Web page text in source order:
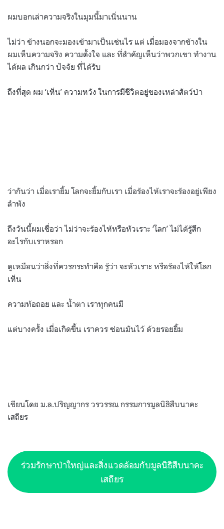
ผมบอกเล่าความจริงในมุมนี้มาเนิ่นนาน
ไม่ว่า ข้างนอกจะมองเข้ามาเป็นเช่นไร แต่ เมื่อมองจากข้างใน
ผมเห็นความจริง ความตั้งใจ และ ที่สำคัญเห็นว่าพวกเขา ทำงาน
ได้ผล เกินกว่า ปัจจัย ที่ได้รับ
ถึงที่สุด ผม ‘เห็น’ ความหวัง ในการมีชีวิตอยู่ของเหล่าสัตว์ป่า
ว่ากันว่า เมื่อเรายิ้ม โลกจะยิ้มกับเรา เมื่อร้องไห้เราจะร้องอยู่เพียง
ลำพัง
ถึงวันนี้ผมเชื่อว่า ไม่ว่าจะร้องไห้หรือหัวเราะ ‘โลก’ ไม่ได้รู้สึก
อะไรกับเราหรอก
ดูเหมือนว่าสิ่งที่ควรกระทำคือ รู้ว่า จะหัวเราะ หรือร้องไห้ให้โลก
เห็น
ความท้อถอย และ น้ำตา เราทุกคนมี
แต่บางครั้ง เมื่อเกิดขึ้น เราควร ซ่อนมันไว้ ด้วยรอยยิ้ม
เขียนโดย ม.ล.ปริญญากร วรวรรณ กรรมการมูลนิธิสืบนาคะ
เสถียร
ร่วมรักษาป่าใหญ่และสิ่งแวดล้อมกับมูลนิธิสืบนาคะ
เสถียร